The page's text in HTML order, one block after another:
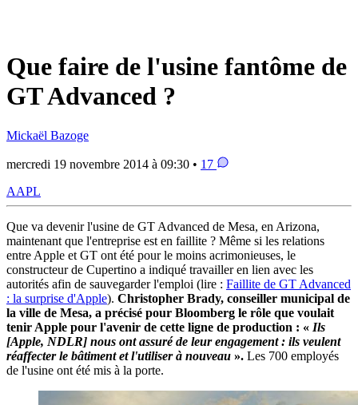
Que faire de l'usine fantôme de
GT Advanced ?
Mickaël Bazoge
mercredi 19 novembre 2014 à 09:30 • 17
AAPL
Que va devenir l'usine de GT Advanced de Mesa, en Arizona,
maintenant que l'entreprise est en faillite ? Même si les relations
entre Apple et GT ont été pour le moins acrimonieuses, le
constructeur de Cupertino a indiqué travailler en lien avec les
autorités afin de sauvegarder l'emploi (lire : Faillite de GT Advanced
: la surprise d'Apple). Christopher Brady, conseiller municipal de
la ville de Mesa, a précisé pour Bloomberg le rôle que voulait
tenir Apple pour l'avenir de cette ligne de production : « Ils
[Apple, NDLR] nous ont assuré de leur engagement : ils veulent
réaffecter le bâtiment et l'utiliser à nouveau ». Les 700 employés
de l'usine ont été mis à la porte.